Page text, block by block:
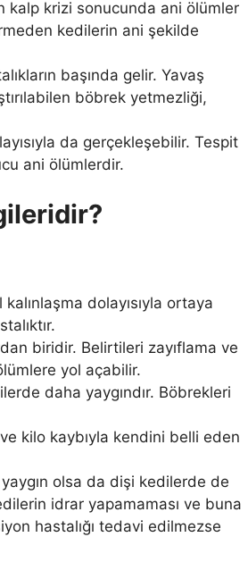
kalp krizi sonucunda ani ölümler
kedilerin ani şekilde
başında gelir. Yavaş
böbrek yetmezliği,
da gerçekleşebilir. Tespit
ani ölümlerdir.
dolayısıyla ortaya
biridir. Belirtileri zayıflama ve
yol açabilir.
daha yaygındır. Böbrekleri
kilo kaybıyla kendini belli eden
olsa da dişi kedilerde de
idrar yapamaması ve buna
hastalığı tedavi edilmezse